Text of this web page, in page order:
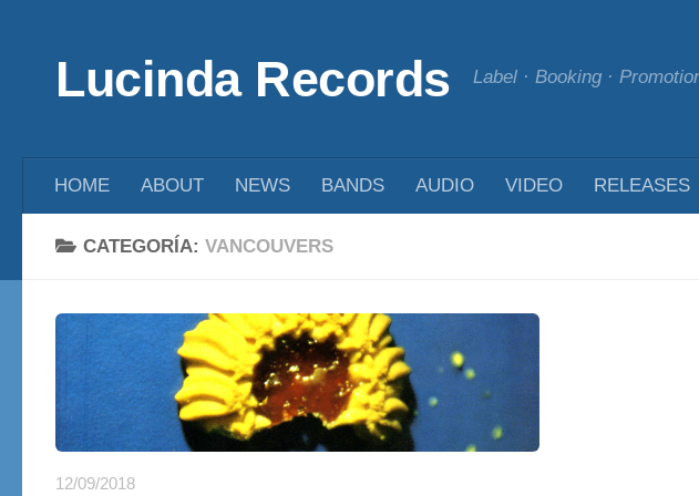
Lucinda Records Label · Booking ·
HOME ABOUT NEWS BANDS AUDIO VIDEO RELEASES
CATEGORÍA: VANCOUVERS
12/09/2018